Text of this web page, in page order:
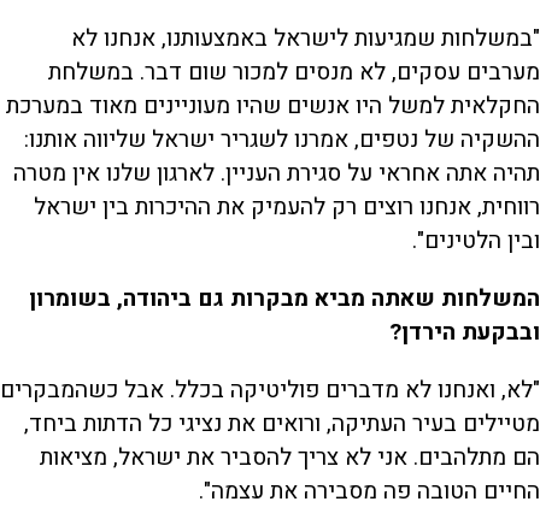
"במשלחות שמגיעות לישראל באמצעותנו, אנחנו לא
מערבים עסקים, לא מנסים למכור שום דבר. במשלחת
החקלאית למשל היו אנשים שהיו מעוניינים מאוד במערכת
ההשקיה של נטפים, אמרנו לשגריר ישראל שליווה אותנו:
תהיה אתה אחראי על סגירת העניין. לארגון שלנו אין מטרה
רווחית, אנחנו רוצים רק להעמיק את ההיכרות בין ישראל
ובין הלטינים".
המשלחות שאתה מביא מבקרות גם ביהודה, בשומרון
ובבקעת הירדן?
"לא, ואנחנו לא מדברים פוליטיקה בכלל. אבל כשהמבקרים
מטיילים בעיר העתיקה, ורואים את נציגי כל הדתות ביחד,
הם מתלהבים. אני לא צריך להסביר את ישראל, מציאות
החיים הטובה פה מסבירה את עצמה".